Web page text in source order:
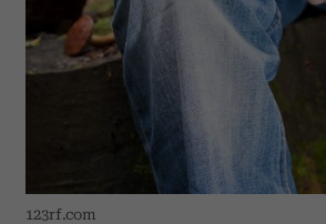
123rf.com